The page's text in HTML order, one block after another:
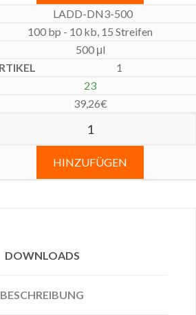
LADD-DN3-500
100 bp - 10 kb, 15 Streifen
500 μl
1
23
39,26€
HINZUFÜGEN
DOWNLOADS
BESCHREIBUNG